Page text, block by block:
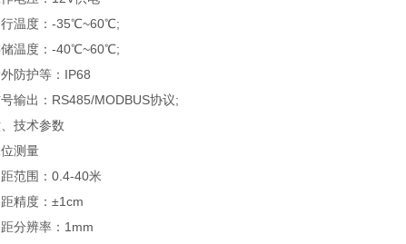
度：-35℃~60℃;
度：-40℃~60℃;
护等：IP68
出：RS485/MODBUS协议;
术参数
测量
围：0.4-40米
度：±1cm
辨率：1mm